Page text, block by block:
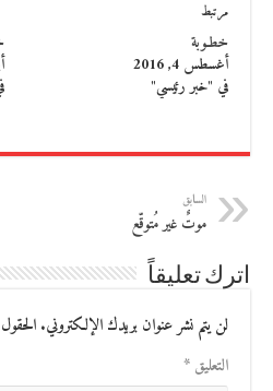
مرتبط
خطـوبة
أغسطس 4, 2016
في "خبر رئيسي"
السابق
موتٌ غير مُتوقّع
اترك تعليقاً
لن يتم نشر عنوان بريدك الإلكتروني.
التعليق*